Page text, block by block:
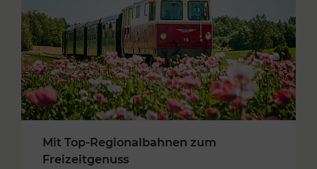
Mit Top-Regionalbahnen zum
Freizeitgenuss